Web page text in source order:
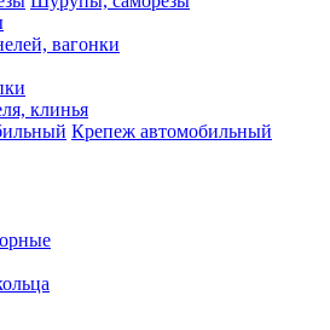
вагонки
клинья
Крепеж автомобильный